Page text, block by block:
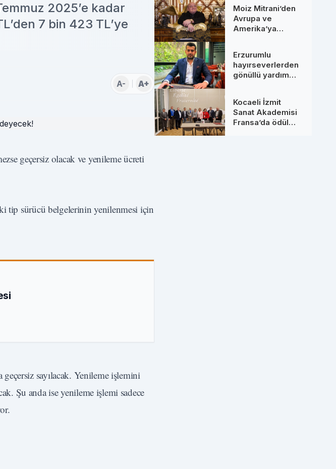
2025’e kadar
7 bin 423 TL’ye
A- A+
geçersiz olacak ve yenileme ücreti
tip sürücü belgelerinin yenilenmesi için
sayılacak. Yenileme işlemini
Şu anda ise yenileme işlemi sadece
Moiz Mitrani’den
Avrupa ve
Amerika’ya
Ortaklarıyla
Zirveye Çıkıyor
Erzurumlu
hayırseverlerden
gönüllü yardım
Kocaeli İzmit
Sanat Akademisi
Fransa’da ödül